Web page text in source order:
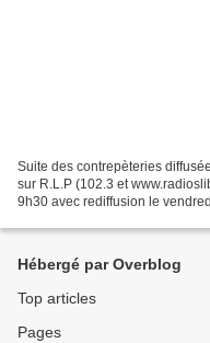
Suite des contrepèteries
sur R.L.P (102.3 et
9h30 avec rediffusion le
Hébergé par Overblog
Top articles
Pages